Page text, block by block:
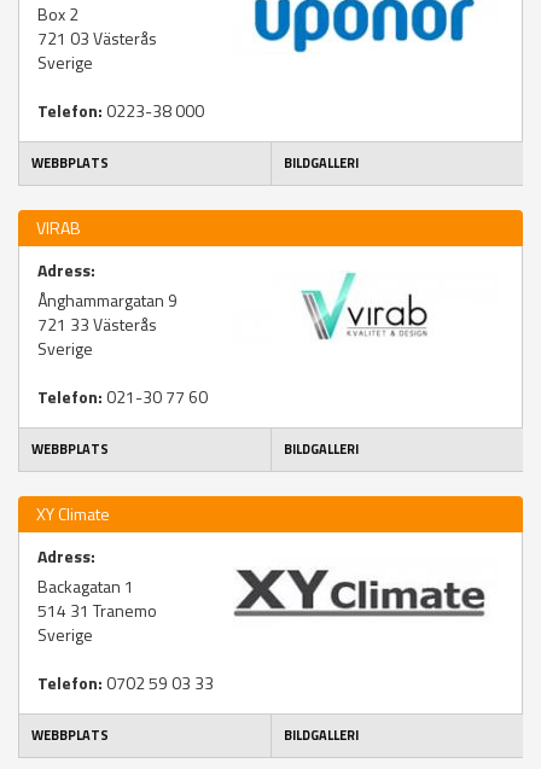
Box 2
721 03Västerås
Sverige
Telefon: 0223-38 000
WEBBPLATS BILDGALLERI
VIRAB
Adress:
Ånghammargatan 9
721 33Västerås
Sverige
Telefon: 021-30 77 60
WEBBPLATS BILDGALLERI
XY Climate
Adress:
Backagatan 1
514 31 Tranemo
Sverige
Telefon: 0702 59 03 33
WEBBPLATS BILDGALLERI